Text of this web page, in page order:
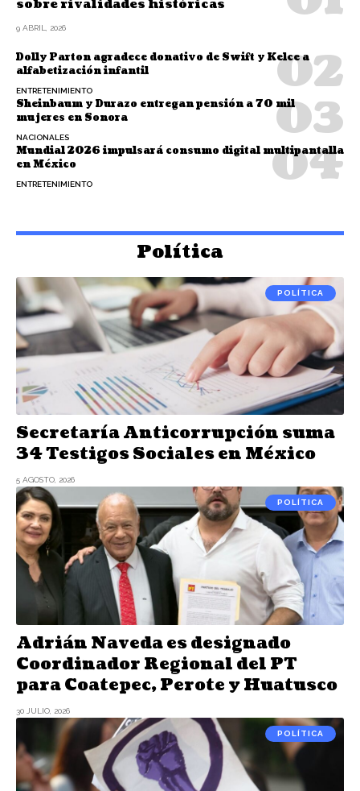
sobre rivalidades históricas
9 ABRIL, 2026
Dolly Parton agradece donativo de Swift y Kelce a
alfabetización infantil
ENTRETENIMIENTO
Sheinbaum y Durazo entregan pensión a 70 mil
mujeres en Sonora
NACIONALES
Mundial 2026 impulsará consumo digital multipantalla
en México
ENTRETENIMIENTO
Política
POLÍTICA
Secretaría Anticorrupción suma
34 Testigos Sociales en México
5 AGOSTO, 2026
POLÍTICA
Adrián Naveda es designado
Coordinador Regional del PT
para Coatepec, Perote y Huatusco
30 JULIO, 2026
POLÍTICA